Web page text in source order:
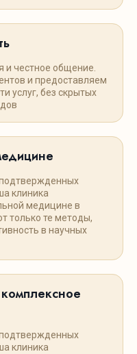
и честное общение.
и предоставляем
услуг, без скрытых
клиника
медицине в
только те методы,
в научных
клиника